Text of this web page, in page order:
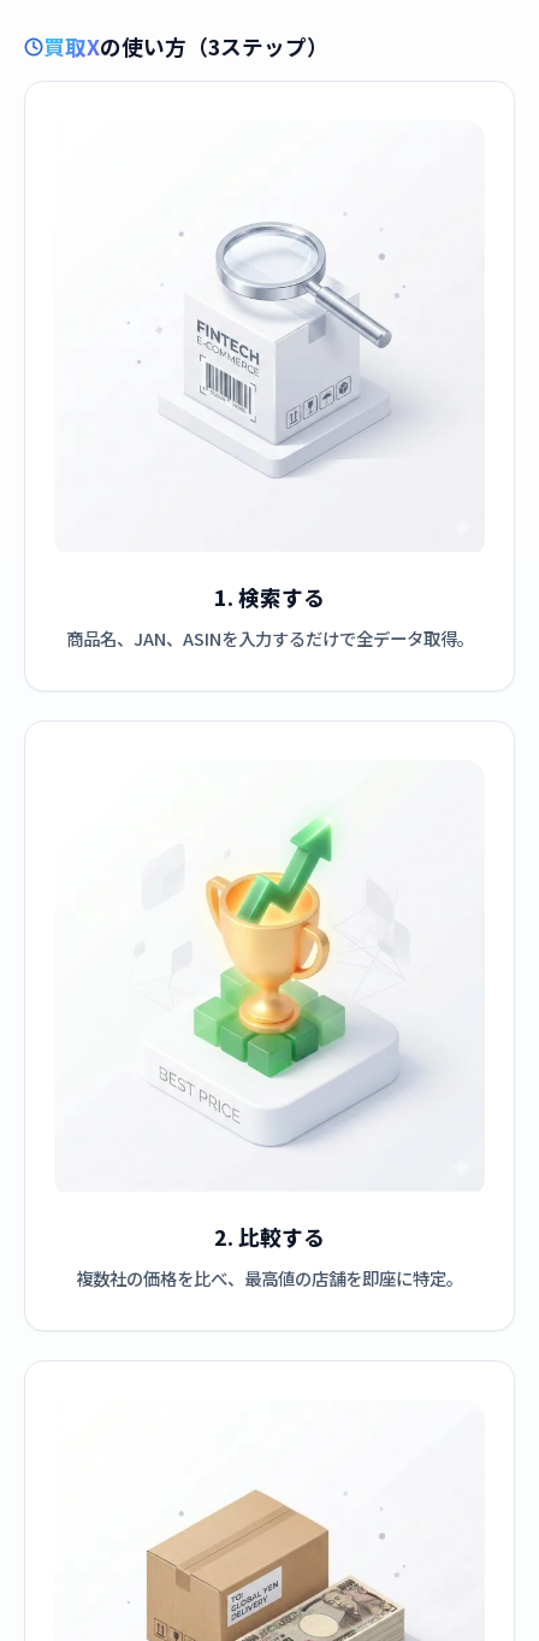
買取Xの使い方（3ステップ）
1. 検索する
商品名、JAN、ASINを入力するだけで全データ取得。
2. 比較する
複数社の価格を比べ、最高値の店舗を即座に特定。